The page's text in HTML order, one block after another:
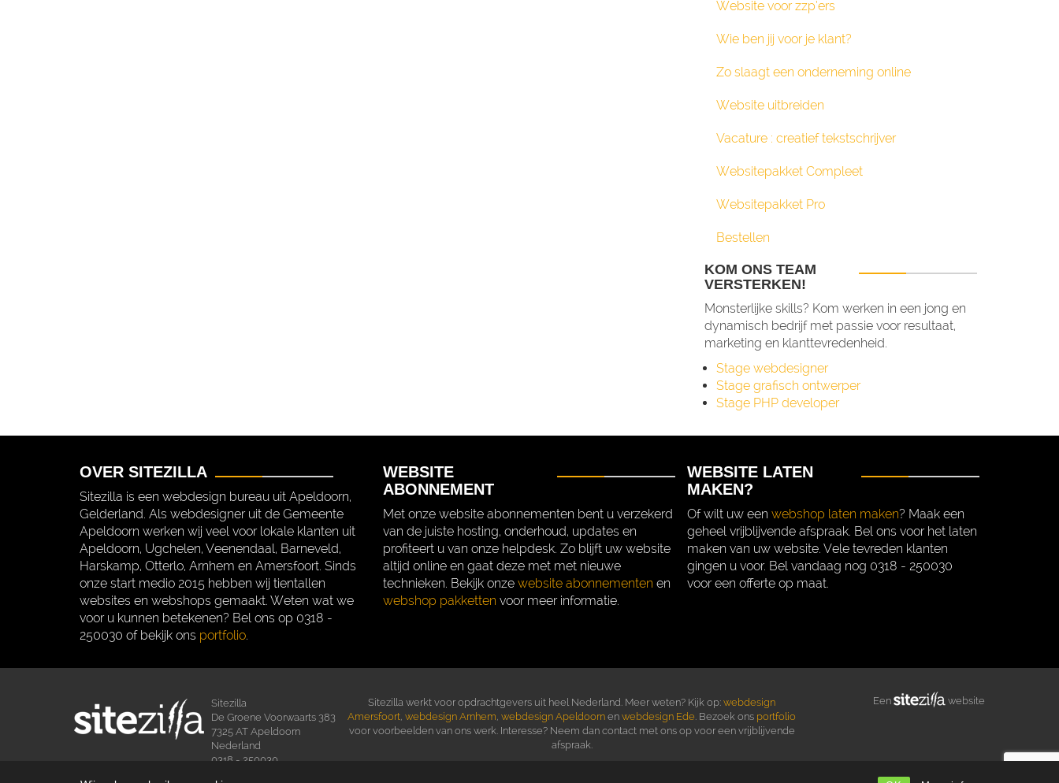
Website voor zzp’ers
Wie ben jij voor je klant?
Zo slaagt een onderneming online
Website uitbreiden
Vacature : creatief tekstschrijver
Websitepakket Compleet
Websitepakket Pro
Bestellen
KOM ONS TEAM
VERSTERKEN!
Monsterlijke skills? Kom werken in een jong en
dynamisch bedrijf met passie voor resultaat,
marketing en klanttevredenheid.
Stage webdesigner
Stage grafisch ontwerper
Stage PHP developer
OVER SITEZILLA
Sitezilla is een webdesign bureau uit Apeldoorn,
Gelderland. Als webdesigner uit de Gemeente
Apeldoorn werken wij veel voor lokale klanten uit
Apeldoorn, Ugchelen, Veenendaal, Barneveld,
Harskamp, Otterlo, Arnhem en Amersfoort. Sinds
onze start medio 2015 hebben wij tientallen
websites en webshops gemaakt. Weten wat we
voor u kunnen betekenen? Bel ons op 0318 -
250030 of bekijk ons portfolio.
WEBSITE
ABONNEMENT
Met onze website abonnementen bent u verzekerd
van de juiste hosting, onderhoud, updates en
profiteert u van onze helpdesk. Zo blijft uw website
altijd online en gaat deze met met nieuwe
technieken. Bekijk onzewebsite abonnementen en
webshop pakketten voor meer informatie.
WEBSITE LATEN
MAKEN?
Of wilt uw een webshop laten maken? Maak een
geheel vrijblijvende afspraak. Bel ons voor het laten
maken van uw website. Vele tevreden klanten
gingen u voor. Bel vandaag nog 0318 - 250030
voor een offerte op maat.
Sitezilla
De Groene Voorwaarts 383
7325 AT Apeldoorn
Nederland
0318 - 250030
Sitezilla werkt voor opdrachtgevers uit heel Nederland. Meer weten? Kijk op: webdesign
Amersfoort, webdesign Arnhem, webdesign Apeldoorn en webdesign Ede. Bezoek ons portfolio
voor voorbeelden van ons werk. Interesse? Neem dan contact met ons op voor een vrijblijvende
afspraak.
Een website